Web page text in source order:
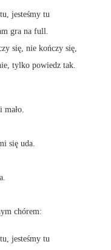
jesteśmy tu
gra na full.
się, nie kończy się,
tylko powiedz tak.
mało.
się uda.
chórem:
jesteśmy tu